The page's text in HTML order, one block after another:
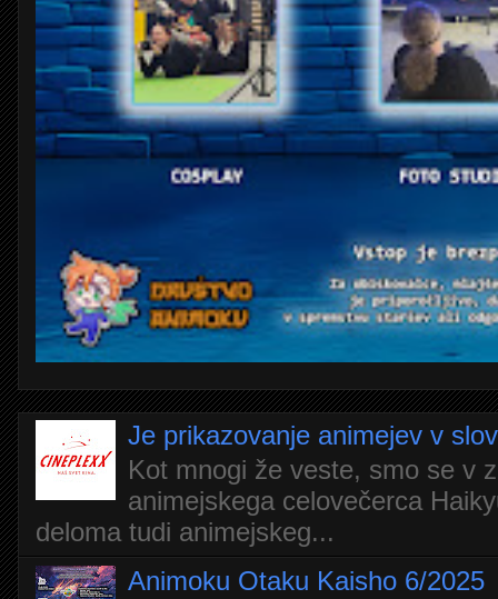
Je prikazovanje animejev v
Kot mnogi že veste, smo se v
animejskega celovečerca
deloma tudi animejskeg...
Animoku Otaku Kaisho 6/2025